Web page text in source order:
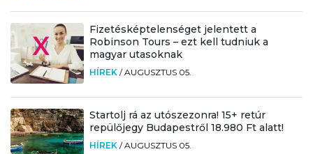
Fizetésképtelenséget jelentett a
Robinson Tours – ezt kell tudniuk a
magyar utasoknak
HÍREK /AUGUSZTUS 05.
Startolj rá az utószezonra! 15+ retúr
repülőjegy Budapestről 18.980 Ft alatt!
HÍREK /AUGUSZTUS 05.